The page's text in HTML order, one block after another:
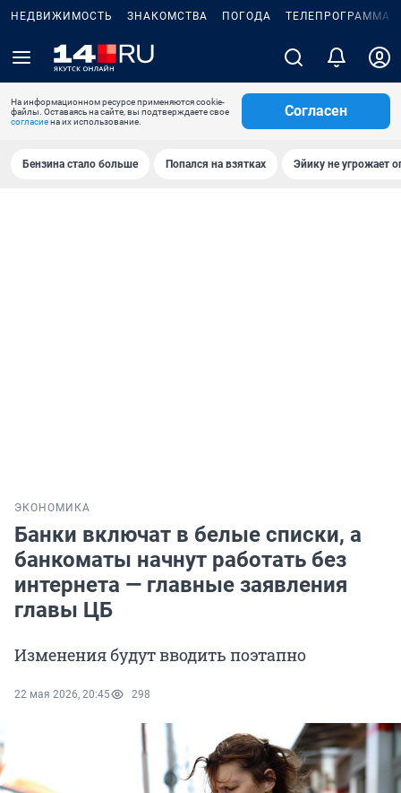
НЕДВИЖИМОСТЬ ЗНАКОМСТВА ПОГОДА ТЕЛЕПРОГРАММА
На информационном ресурсе применяются cookie-
файлы. Оставаясь на сайте, вы подтверждаете свое
согласиена их использование.
Согласен
Бензина стало больше Попался на взятках Эйику не угрожает
ЭКОНОМИКА
Банки включат в белые списки, а
банкоматы начнут работать без
интернета — главные заявления
главы ЦБ
Изменения будут вводить поэтапно
22 мая 2026, 20:45 298